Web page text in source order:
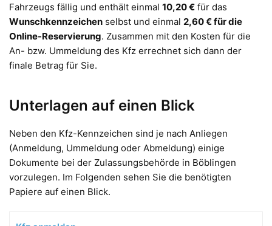
Fahrzeugs fällig und enthält einmal 10,20 € für das
Wunschkennzeichen selbst und einmal 2,60 € für die
Online-Reservierung. Zusammen mit den Kosten für die
An- bzw. Ummeldung des Kfz errechnet sich dann der
finale Betrag für Sie.
Unterlagen auf einen Blick
Neben den Kfz-Kennzeichen sind je nach Anliegen
(Anmeldung, Ummeldung oder Abmeldung) einige
Dokumente bei der Zulassungsbehörde in Böblingen
vorzulegen. Im Folgenden sehen Sie die benötigten
Papiere auf einen Blick.